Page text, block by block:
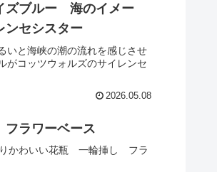
ズブルー 海のイメー
セシスター
いと海峡の潮の流れを感じさせ
がコッツウォルズのサイレンセ
2026.05.08
ラワーベース
かわいい花瓶 一輪挿し フラ